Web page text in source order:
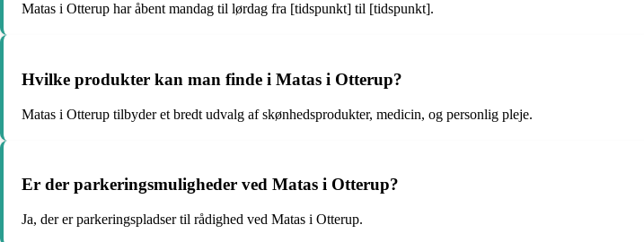
Matas i Otterup har åbent mandag til lørdag fra [tidspunkt] til [tidspunkt].
Hvilke produkter kan man finde i Matas i Otterup?
Matas i Otterup tilbyder et bredt udvalg af skønhedsprodukter, medicin, og personlig pleje.
Er der parkeringsmuligheder ved Matas i Otterup?
Ja, der er parkeringspladser til rådighed ved Matas i Otterup.